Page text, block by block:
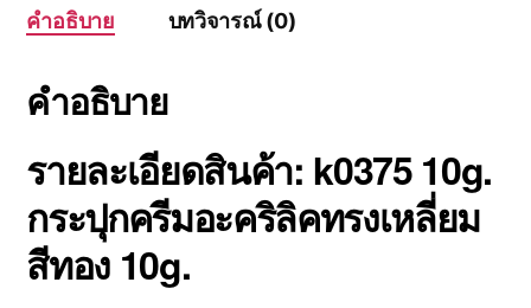
คำอธิบาย บทวิจารณ์ (0)
คำอธิบาย
รายละเอียดสินค้า: k0375 10g.
กระปุกครีมอะคริลิคทรงเหลี่ยม
สีทอง 10g.